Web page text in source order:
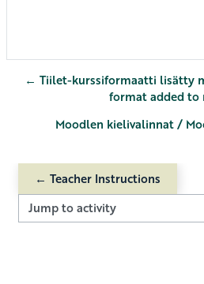
← Tiilet-kurssiformaatti lisätty
format added to
Moodlen kielivalinnat /
← Teacher Instructions
Jump to activity